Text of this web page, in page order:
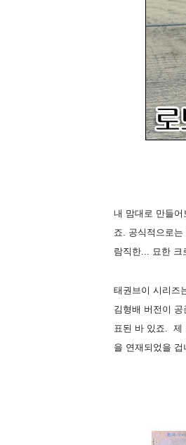
내 맘대로 만들
죠. 공식적으로
람직한... 묘한 크
태권브이 시리즈
김형배 버전이
표된 바 있죠. 제
을 연재되었을 겁